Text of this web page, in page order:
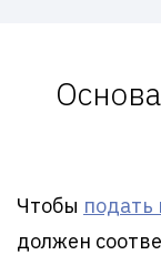
Чтобы подать
должен